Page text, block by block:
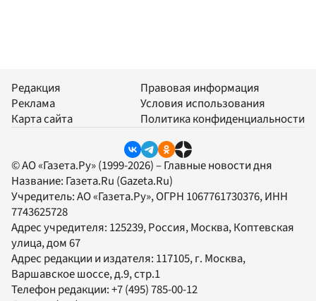
Редакция
Реклама
Карта сайта
Правовая информация
Условия использования
Политика конфиденциальности
© АО «Газета.Ру» (1999-2026) – Главные новости дня
Название: Газета.Ru (Gazeta.Ru)
Учредитель:АО «Газета.Ру», ОГРН 1067761730376, ИНН
7743625728
Адрес учредителя: 125239, Россия, Москва, Коптевская
улица, дом 67
Адрес редакции и издателя: 117105, г. Москва,
Варшавское шоссе, д.9, стр.1
Телефон редакции:+7 (495) 785-00-12